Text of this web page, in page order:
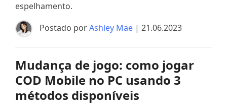
espelhamento.
Postado porAshley Mae | 21.06.2023
Mudança de jogo: como jogar
COD Mobile no PC usando 3
métodos disponíveis